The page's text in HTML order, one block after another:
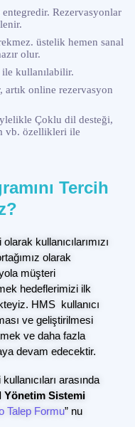
Rezervasyonlar
üstelik hemen sanal
olur.
kullanılabilir.
artık online rezervasyon
Çoklu dil desteği,
vb. özellikleri ile
Tercih
kullanıcılarımızı
olarak
müşteri
hedeflerimizi ilk
HMS kullanıcı
ve geliştirilmesi
ve daha fazla
devam edecektir.
arasında
Yönetim Sistemi
Talep Formu” nu